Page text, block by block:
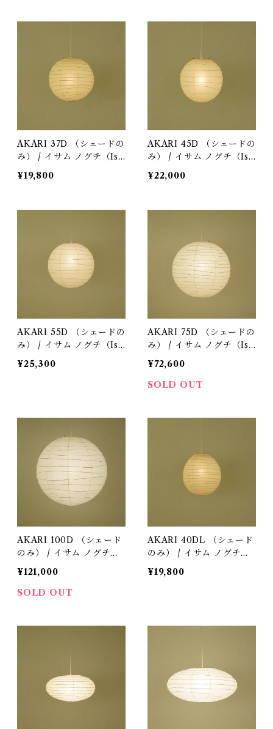
AKARI 37D （シェードの
み） / イサム ノグチ（Isa
mu Noguchi) / オゼキ
（尾関）
¥19,800
AKARI 45D （シェードの
み） / イサム ノグチ（Isa
mu Noguchi) / オゼキ
（尾関）
¥22,000
AKARI 55D （シェードの
み） / イサム ノグチ（Isa
mu Noguchi) / オゼキ
（尾関）
¥25,300
AKARI 75D （シェードの
み） / イサム ノグチ（Isa
mu Noguchi) / オゼキ
（尾関）
¥72,600
SOLD OUT
AKARI 100D （シェード
のみ） / イサム ノグチ（I
samu Noguchi) / オゼキ
（尾関）
¥121,000
SOLD OUT
AKARI 40DL （シェード
のみ） / イサム ノグチ（I
samu Noguchi) / オゼキ
（尾関）
¥19,800